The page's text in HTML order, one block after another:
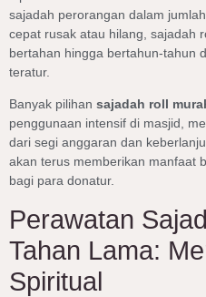
sajadah perorangan dalam
cepat rusak atau hilang, sajadah
bertahan hingga bertahun-tahun
teratur.
Banyak pilihan sajadah roll
penggunaan intensif di masjid,
dari segi anggaran dan
akan terus memberikan manfaat
bagi para donatur.
Perawatan
Tahan Lama:
Spiritual